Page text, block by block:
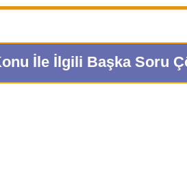
İle İlgili Başka Soru